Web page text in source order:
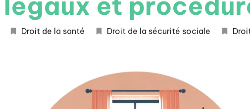
Droit de la santé Droit de la sécurité sociale